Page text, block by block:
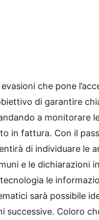
che pone
di garantire
a monitorare
in fattura. Con il
di individuare le
e le dichiarazioni
le
sarà possibile
successive. Coloro